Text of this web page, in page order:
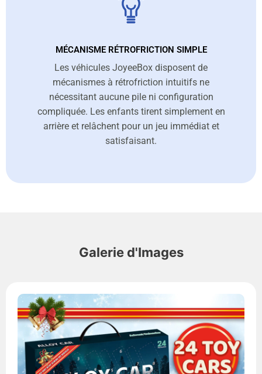
MÉCANISME RÉTROFRICTION SIMPLE
Les véhicules JoyeeBox disposent de
mécanismes à rétrofriction intuitifs ne
nécessitant aucune pile ni configuration
compliquée. Les enfants tirent simplement en
arrière et relâchent pour un jeu immédiat et
satisfaisant.
Galerie d'Images